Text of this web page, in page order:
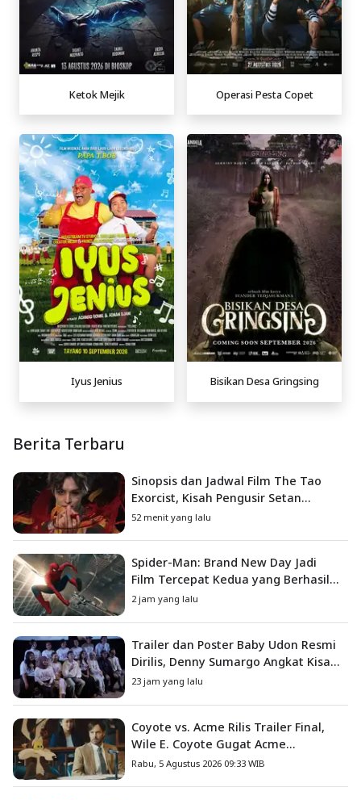
Ketok Mejik Operasi Pesta Copet
Iyus Jenius Bisikan Desa Gringsing
Berita Terbaru
Sinopsis dan Jadwal Film The Tao
Exorcist, Kisah Pengusir Setan
Melawan Kutukan Mematikan
52 menit yang lalu
Spider-Man: Brand New Day Jadi
Film Tercepat Kedua yang Berhasil
Tembus US$1 Miliar
2 jam yang lalu
Trailer dan Poster Baby Udon Resmi
Dirilis, Denny Sumargo Angkat Kisah
Nyata Fanny Kondoh
23 jam yang lalu
Coyote vs. Acme Rilis Trailer Final,
Wile E. Coyote Gugat Acme
Corporation ke Pengadilan
Rabu, 5 Agustus 2026 09:33 WIB